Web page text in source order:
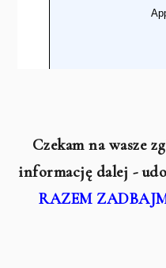
Czekam na wasze
informację dalej -
RAZEM